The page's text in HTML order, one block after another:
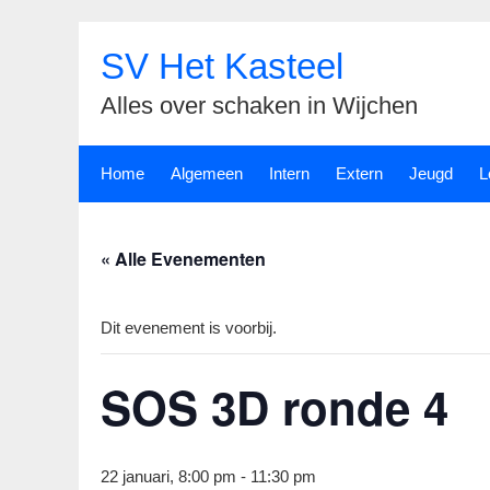
SV Het Kasteel
Alles over schaken in Wijchen
Home Algemeen Intern Extern Jeugd
« Alle Evenementen
Dit evenement is voorbij.
SOS 3D ronde 4
22 januari, 8:00 pm - 11:30 pm